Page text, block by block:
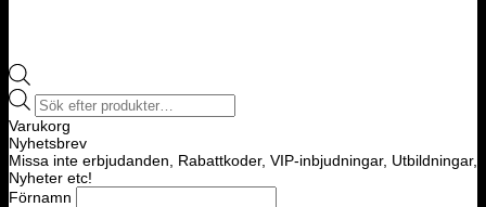
Products
search
Varukorg
Nyhetsbrev
Missa inte erbjudanden, Rabattkoder, VIP-inbjudningar, Utbildningar,
Nyheter etc!
Förnamn